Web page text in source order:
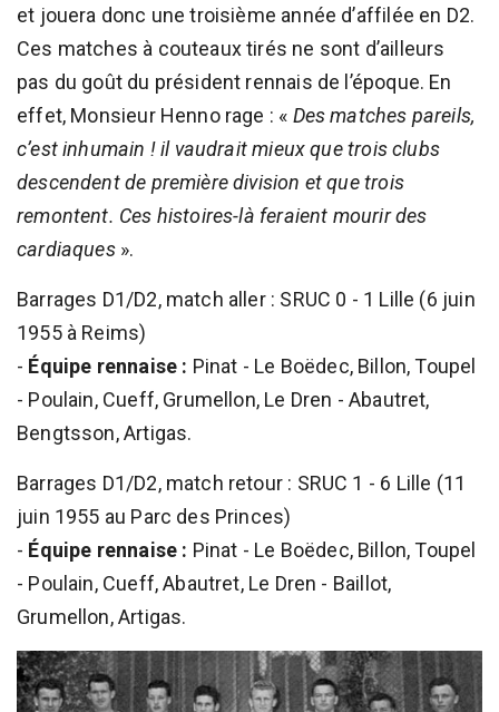
et jouera donc une troisième année d’affilée en D2.
Ces matches à couteaux tirés ne sont d’ailleurs
pas du goût du président rennais de l’époque. En
effet, Monsieur Henno rage : « Des matches pareils,
c’est inhumain ! il vaudrait mieux que trois clubs
descendent de première division et que trois
remontent. Ces histoires-là feraient mourir des
cardiaques».
Barrages D1/D2, match aller : SRUC 0 - 1 Lille (6 juin
1955 à Reims)
- Équipe rennaise : Pinat - Le Boëdec, Billon, Toupel
- Poulain, Cueff, Grumellon, Le Dren - Abautret,
Bengtsson, Artigas.
Barrages D1/D2, match retour : SRUC 1 - 6 Lille (11
juin 1955 au Parc des Princes)
- Équipe rennaise : Pinat - Le Boëdec, Billon, Toupel
- Poulain, Cueff, Abautret, Le Dren - Baillot,
Grumellon, Artigas.